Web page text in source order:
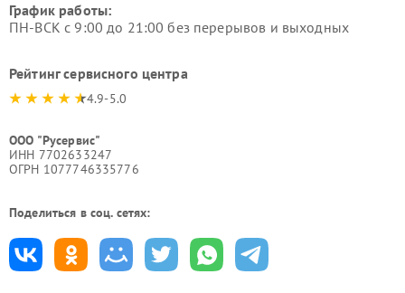
График работы:
ПН-ВСК с 9:00 до 21:00 без перерывов и выходных
Рейтинг сервисного центра
4.9-5.0
ООО "Русервис"
ИНН 7702633247
ОГРН 1077746335776
Поделиться в соц. сетях: